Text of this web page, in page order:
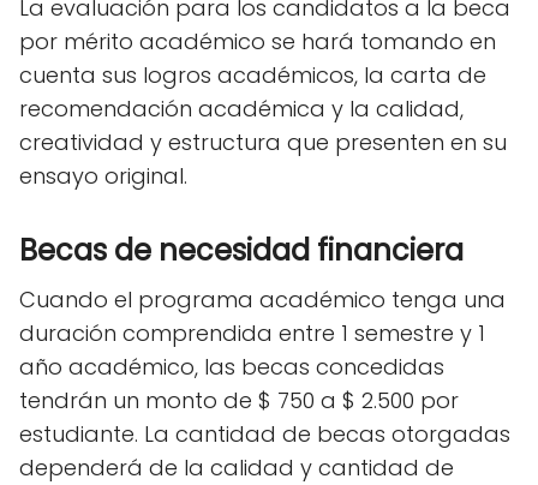
La evaluación para los candidatos a la beca
por mérito académico se hará tomando en
cuenta sus logros académicos, la carta de
recomendación académica y la calidad,
creatividad y estructura que presenten en su
ensayo original.
Becas de necesidad financiera
Cuando el programa académico tenga una
duración comprendida entre 1 semestre y 1
año académico, las becas concedidas
tendrán un monto de $ 750 a $ 2.500 por
estudiante. La cantidad de becas otorgadas
dependerá de la calidad y cantidad de